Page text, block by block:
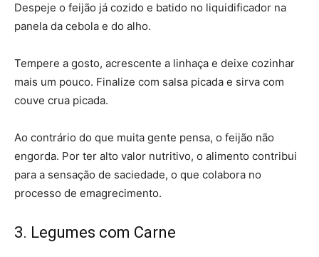
Despeje o feijão já cozido e batido no liquidificador na
panela da cebola e do alho.
Tempere a gosto, acrescente a linhaça e deixe cozinhar
mais um pouco. Finalize com salsa picada e sirva com
couve crua picada.
Ao contrário do que muita gente pensa, o feijão não
engorda. Por ter alto valor nutritivo, o alimento contribui
para a sensação de saciedade, o que colabora no
processo de emagrecimento.
3. Legumes com Carne